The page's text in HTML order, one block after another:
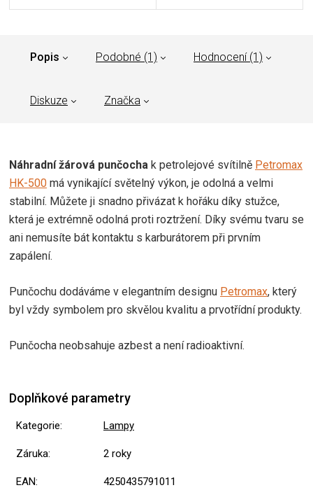
Popis Podobné (1) Hodnocení (1)
Diskuze Značka
Náhradní žárová punčocha k petrolejové svítilně Petromax
HK-500 má vynikající světelný výkon, je odolná a velmi
stabilní. Můžete ji snadno přivázat k hořáku díky stužce,
která je extrémně odolná proti roztržení. Díky svému tvaru se
ani nemusíte bát kontaktu s karburátorem při prvním
zapálení.
Punčochu dodáváme v elegantním designu Petromax, který
byl vždy symbolem pro skvělou kvalitu a prvotřídní produkty.
Punčocha neobsahuje azbest a není radioaktivní.
Doplňkové parametry
Kategorie: Lampy
Záruka: 2 roky
EAN: 4250435791011